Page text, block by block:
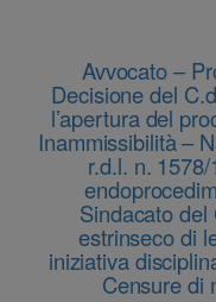
Avvocato –
Decisione del
l’apertura del
Inammissibilità –
r.d.l. n.
Sindacato del
estrinseco di
iniziativa
Censure di